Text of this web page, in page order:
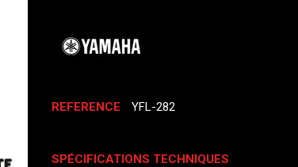
REFERENCE YFL-282
SPÉCIFICATIONS TECHNIQUES